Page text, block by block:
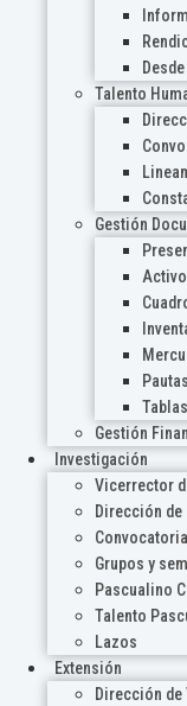
Talento
Gestión
Gestión
Investigación
Vicerrector
Dirección
Grupos y
Pascualino
Talento
Lazos
Extensión
Dirección